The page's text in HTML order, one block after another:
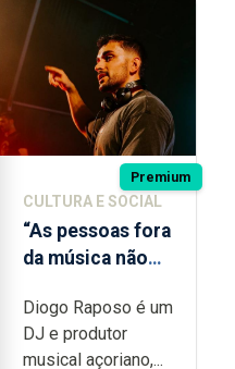
Premium
CULTURA E SOCIAL
“As pessoas fora
da música não
quão difícil é
produzir uma
Diogo Raposo é um
DJ e produtor
musical açoriano,...